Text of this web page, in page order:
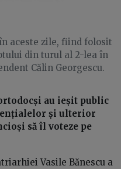
aceste zile, fiind folosit
din turul al 2-lea în
Călin Georgescu.
au ieșit public
și ulterior
să îl voteze pe
Vasile Bănescu a